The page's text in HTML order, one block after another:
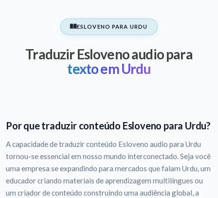
ESLOVENO PARA URDU
Traduzir Esloveno audio para
texto em Urdu
Por que traduzir conteúdo Esloveno para Urdu?
A capacidade de traduzir conteúdo Esloveno audio para Urdu
tornou-se essencial em nosso mundo interconectado. Seja você
uma empresa se expandindo para mercados que falam Urdu, um
educador criando materiais de aprendizagem multilíngues ou
um criador de conteúdo construindo uma audiência global, a